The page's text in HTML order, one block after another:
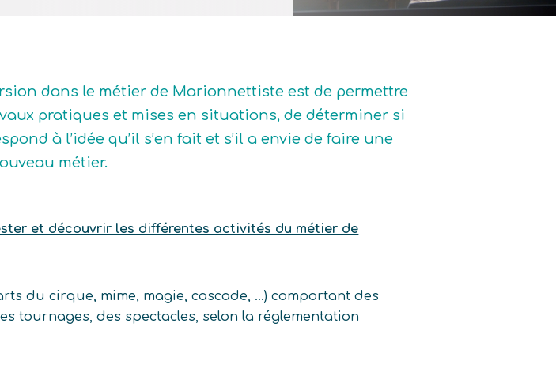
dans le métier de Marionnettiste est de permettre
pratiques et mises en situations, de déterminer si
à l’idée qu’il s’en fait et s’il a envie de faire une
métier.
et découvrir les différentes activités du métier de
du cirque, mime, magie, cascade, …) comportant des
tournages, des spectacles, selon la réglementation